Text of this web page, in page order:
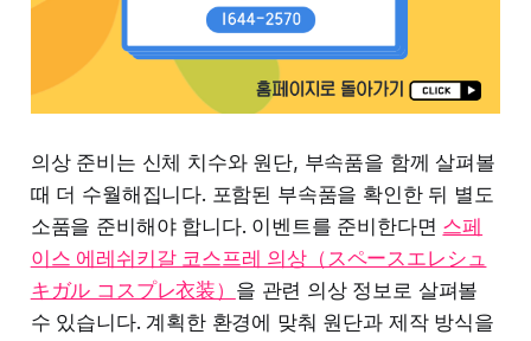
의상 준비는 신체 치수와 원단, 부속품을 함께 살펴볼
때 더 수월해집니다. 포함된 부속품을 확인한 뒤 별도
소품을 준비해야 합니다. 이벤트를 준비한다면 스페
이스 에레쉬키갈 코스프레 의상（スペースエレシュ
キガル コスプレ衣装） 을 관련 의상 정보로 살펴볼
수 있습니다. 계획한 환경에 맞춰 원단과 제작 방식을